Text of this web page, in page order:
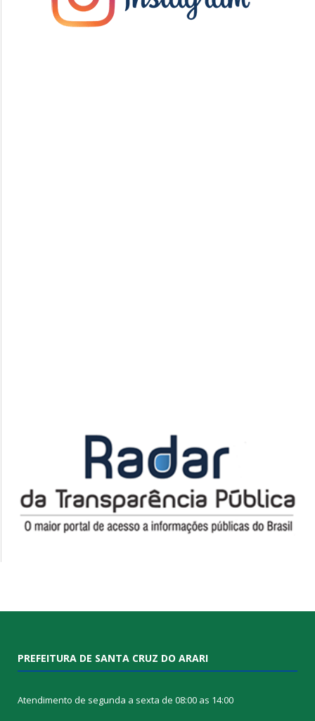
PREFEITURA DE SANTA CRUZ DO ARARI
Atendimento de segunda a sexta de 08:00 as 14:00